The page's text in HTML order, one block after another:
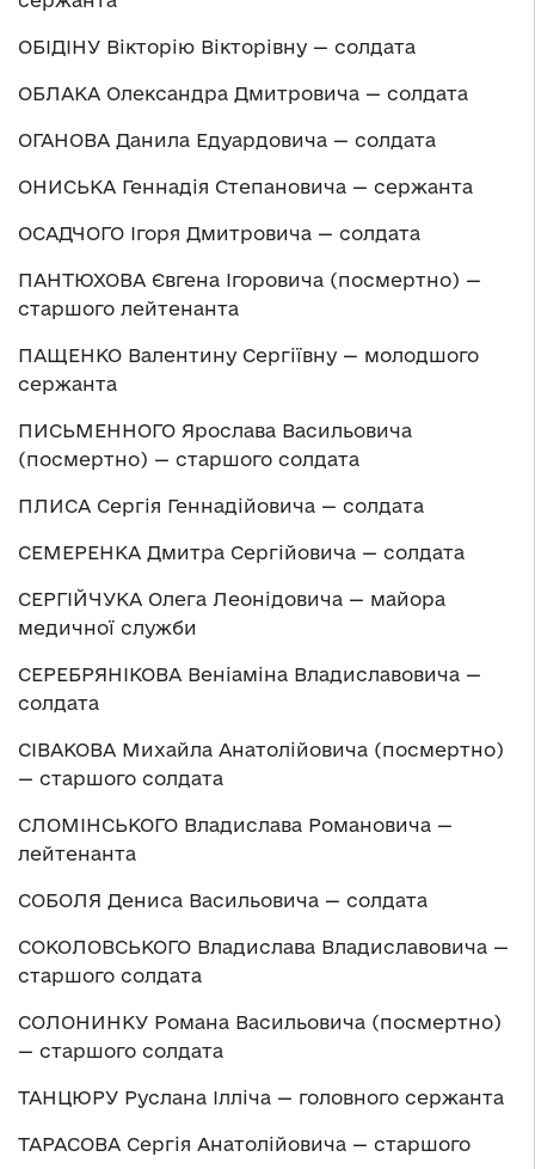
ОБІДІНУ Вікторію Вікторівну — солдата
ОБЛАКА Олександра Дмитровича — солдата
ОГАНОВА Данила Едуардовича — солдата
ОНИСЬКА Геннадія Степановича — сержанта
ОСАДЧОГО Ігоря Дмитровича — солдата
ПАНТЮХОВА Євгена Ігоровича (посмертно) —
старшого лейтенанта
ПАЩЕНКО Валентину Сергіївну — молодшого
сержанта
ПИСЬМЕННОГО Ярослава Васильовича
(посмертно) — старшого солдата
ПЛИСА Сергія Геннадійовича — солдата
СЕМЕРЕНКА Дмитра Сергійовича — солдата
СЕРГІЙЧУКА Олега Леонідовича — майора
медичної служби
СЕРЕБРЯНІКОВА Веніаміна Владиславовича —
солдата
СІВАКОВА Михайла Анатолійовича (посмертно)
— старшого солдата
СЛОМІНСЬКОГО Владислава Романовича —
лейтенанта
СОБОЛЯ Дениса Васильовича — солдата
СОКОЛОВСЬКОГО Владислава Владиславовича —
старшого солдата
СОЛОНИНКУ Романа Васильовича (посмертно)
— старшого солдата
ТАНЦЮРУ Руслана Ілліча — головного сержанта
ТАРАСОВА Сергія Анатолійовича — старшого